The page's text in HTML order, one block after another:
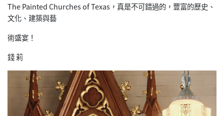
The Painted Churches of Texas，真是不可錯過的，豐富的歷史、
文化、建築與藝
術盛宴！
錢 莉